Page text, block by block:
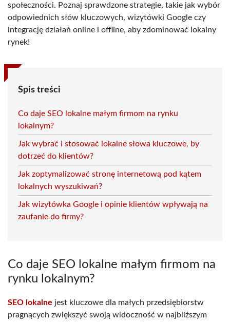
społeczności. Poznaj sprawdzone strategie, takie jak wybór
odpowiednich słów kluczowych, wizytówki Google czy
integrację działań online i offline, aby zdominować lokalny
rynek!
Spis treści
Co daje SEO lokalne małym firmom na rynku
lokalnym?
Jak wybrać i stosować lokalne słowa kluczowe, by
dotrzeć do klientów?
Jak zoptymalizować stronę internetową pod kątem
lokalnych wyszukiwań?
Jak wizytówka Google i opinie klientów wpływają na
zaufanie do firmy?
Co daje SEO lokalne małym firmom na
rynku lokalnym?
SEO lokalne jest kluczowe dla małych przedsiębiorstw
pragnących zwiększyć swoją widoczność w najbliższym